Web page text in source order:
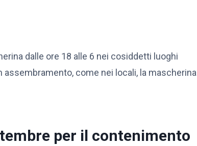
dalle ore 18 alle 6 nei cosiddetti luoghi
assembramento, come nei locali, la mascherina
per il contenimento